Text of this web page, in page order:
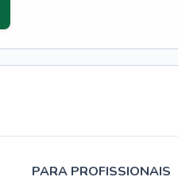
PARA PROFISSIONAIS